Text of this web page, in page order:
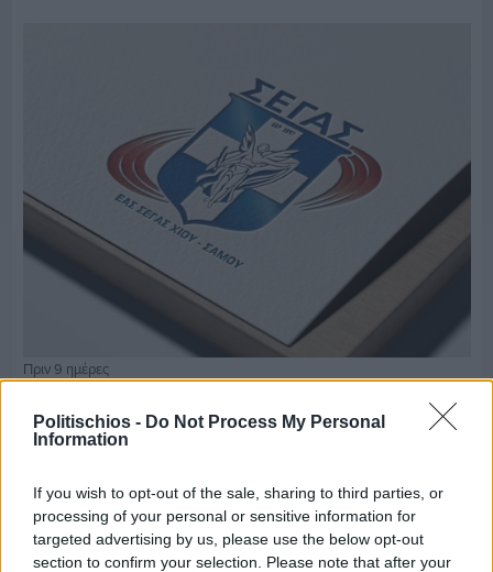
Politischios - Do Not Process My Personal
Information
If you wish to opt-out of the sale, sharing to third parties, or
processing of your personal or sensitive information for
targeted advertising by us, please use the below opt-out
section to confirm your selection. Please note that after your
Πριν 9 ημέρες
Τρίτος στη σφαιροβολία στη διεθνή συνάντηση
Ελλάδας–Κύπρου Κ18 ο Δημήτρης Τέλλιος